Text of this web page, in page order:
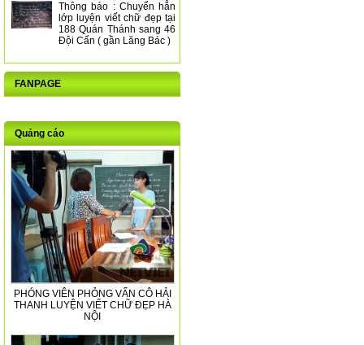
Thông báo : Chuyển hẳn
lớp luyện viết chữ đẹp tại
188 Quán Thánh sang 46
Đội Cấn ( gần Lăng Bác )
FANPAGE
Quảng cáo
PHÓNG VIÊN PHỎNG VẤN CÔ HẢI
THANH LUYỆN VIẾT CHỮ ĐẸP HÀ
NỘI